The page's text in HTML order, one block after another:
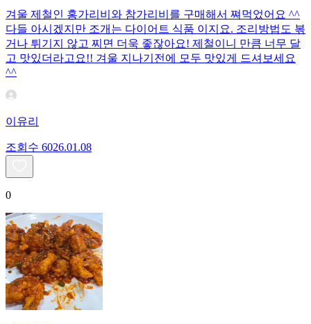
겨울 제철인 홍가리비와 참가리비를 구매해서 쪄먹었어요 ^^
다들 아시겠지만 조개는 다이어트 식품 이지요. 조리방법도 볶
거나 튀기지 않고 찌면 더욱 좋잖아요! 제철이니 만큼 너무 달
고 맛있더라고요!! 겨울 지나기전에 모두 맛있게 드셔보세요
^^
이유리
조회수 6026.01.08
0